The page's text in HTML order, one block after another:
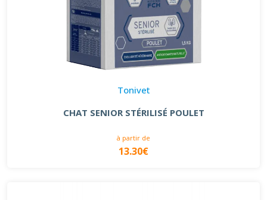
Tonivet
CHAT SENIOR STÉRILISÉ POULET
à partir de
13.30€